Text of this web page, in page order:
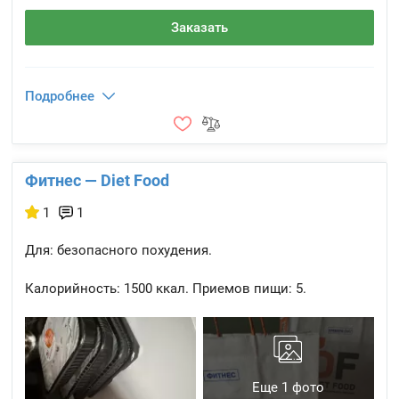
Заказать
Подробнее
Фитнес — Diet Food
1 1
Для: безопасного похудения.
Калорийность: 1500 ккал. Приемов пищи: 5.
Еще 1 фото